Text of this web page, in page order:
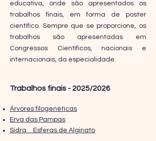
educativa, onde são apresentados os
trabalhos finais, em forma de poster
científico. Sempre que se proporcione, os
trabalhos são apresentadas em
Congressos Científicos, nacionais e
internacionais, da especialidade.
Trabalhos finais - 2025/2026
Árvores filogenéticas
Erva das Pampas
Sidra _ Esferas de Alginato